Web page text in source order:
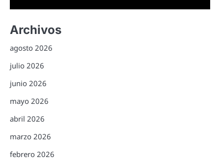
Archivos
agosto 2026
julio 2026
junio 2026
mayo 2026
abril 2026
marzo 2026
febrero 2026